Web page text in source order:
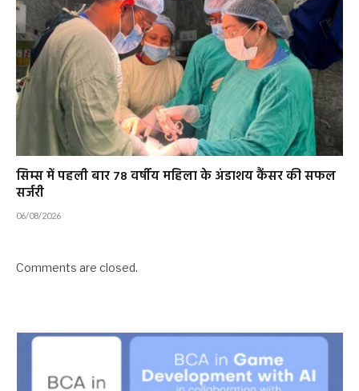
सिम्स में पहली बार 78 वर्षीय महिला के अंडाशय कैंसर की सफल
सर्जरी
06/08/2026
Comments are closed.